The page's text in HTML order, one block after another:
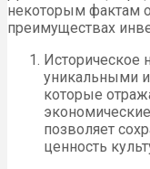
некоторым фактам
преимуществах
Историческое
уникальными
которые
позволяет
ценность